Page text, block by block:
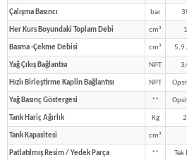
Çalışma Basıncı bar
Her Kurs Boyundaki Toplam Debi cm³
Basma -Çekme Debisi cm³ 5,9
Yağ Çıkış Bağlantısı NPT
Hızlı Birleştirme Kaplin Bağlantısı NPT
Yağ Basınç Göstergesi **
Tank Hariç Ağırlık Kg
Tank Kapasitesi cm³
Patlatılmış Resim / Yedek Parça ** Tek